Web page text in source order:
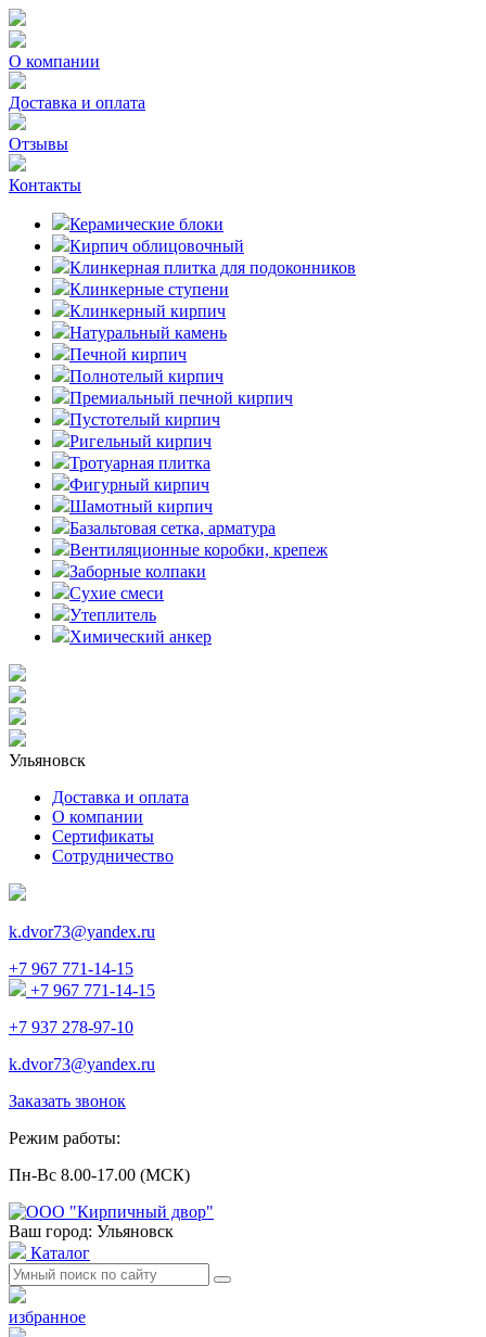
О компании
Доставка и оплата
Отзывы
Контакты
Керамические блоки
Кирпич облицовочный
Клинкерная плитка для подоконников
Клинкерные ступени
Клинкерный кирпич
Натуральный камень
Печной кирпич
Полнотелый кирпич
Премиальный печной кирпич
Пустотелый кирпич
Ригельный кирпич
Тротуарная плитка
Фигурный кирпич
Шамотный кирпич
Базальтовая сетка, арматура
Вентиляционные коробки, крепеж
Заборные колпаки
Сухие смеси
Утеплитель
Химический анкер
Ульяновск
Доставка и оплата
О компании
Сертификаты
Сотрудничество
k.dvor73@yandex.ru
+7 967 771-14-15
+7 967 771-14-15
+7 937 278-97-10
k.dvor73@yandex.ru
Заказать звонок
Режим работы:
Пн-Вс 8.00-17.00 (МСК)
Ваш город: Ульяновск
Каталог
избранное